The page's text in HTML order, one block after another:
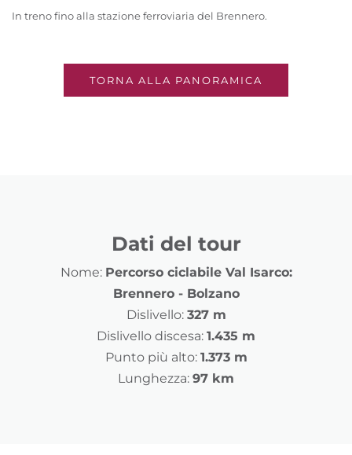
In treno fino alla stazione ferroviaria del Brennero.
TORNA ALLA PANORAMICA
Dati del tour
Nome: Percorso ciclabile Val Isarco:
Brennero - Bolzano
Dislivello: 327 m
Dislivello discesa: 1.435 m
Punto più alto: 1.373 m
Lunghezza: 97 km